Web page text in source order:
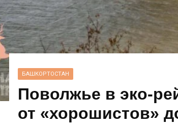
БАШКОРТОСТАН
Поволжье в
от «хорошистов»